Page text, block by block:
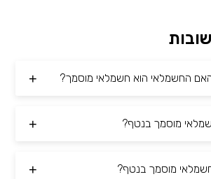
החשמלאי הוא חשמלאי מוסמך?
מוסמך בנטף?
מוסמך בנטף?